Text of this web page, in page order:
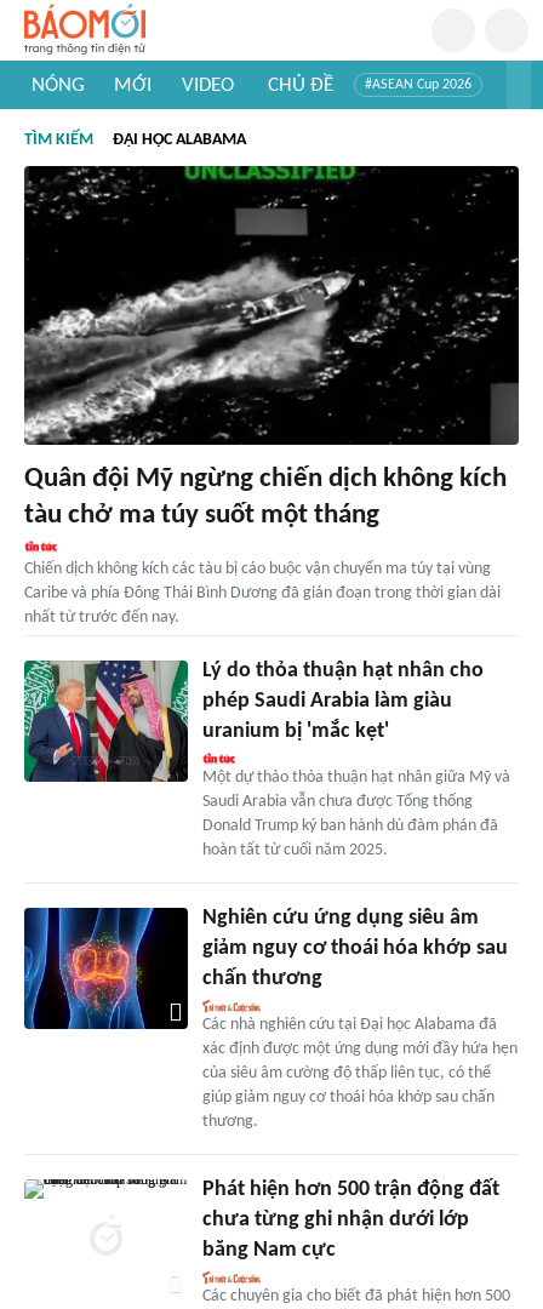
NÓNG MỚI VIDEO CHỦ ĐỀ #ASEAN Cup 2026
#Khám phá thế giới
TÌM KIẾM ĐẠI HỌC ALABAMA
Quân đội Mỹ ngừng chiến dịch không kích
tàu chở ma túy suốt một tháng
Chiến dịch không kích các tàu bị cáo buộc vận chuyển ma túy tại vùng
Caribe và phía Đông Thái Bình Dương đã gián đoạn trong thời gian dài
nhất từ trước đến nay.
Lý do thỏa thuận hạt nhân cho
phép Saudi Arabia làm giàu
uranium bị 'mắc kẹt'
Một dự thảo thỏa thuận hạt nhân giữa Mỹ và
Saudi Arabia vẫn chưa được Tổng thống
Donald Trump ký ban hành dù đàm phán đã
hoàn tất từ cuối năm 2025.
Nghiên cứu ứng dụng siêu âm
giảm nguy cơ thoái hóa khớp sau
chấn thương
Các nhà nghiên cứu tại Đại học Alabama đã
xác định được một ứng dụng mới đầy hứa hẹn
của siêu âm cường độ thấp liên tục, có thể
giúp giảm nguy cơ thoái hóa khớp sau chấn
thương.
Phát hiện hơn 500 trận động đất
chưa từng ghi nhận dưới lớp
băng Nam cực
Các chuyên gia cho biết đã phát hiện hơn 500